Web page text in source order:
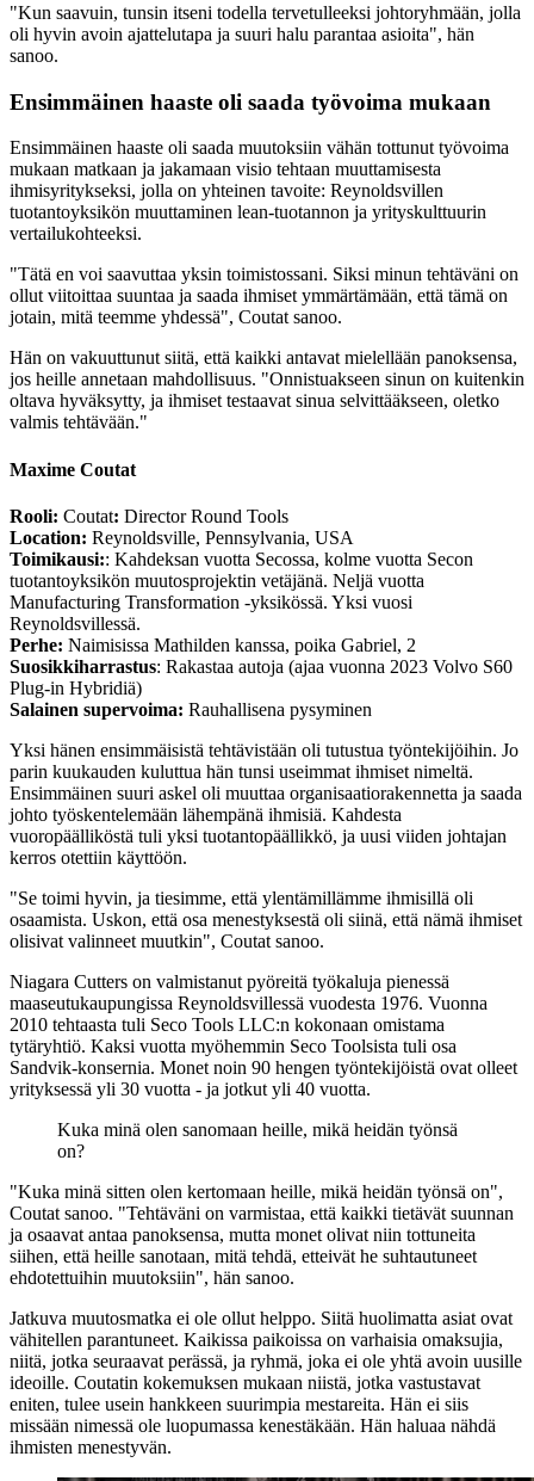
"Kun saavuin, tunsin itseni todella tervetulleeksi johtoryhmään, jolla
oli hyvin avoin ajattelutapa ja suuri halu parantaa asioita", hän
sanoo.
Ensimmäinen haaste oli saada työvoima mukaan
Ensimmäinen haaste oli saada muutoksiin vähän tottunut työvoima
mukaan matkaan ja jakamaan visio tehtaan muuttamisesta
ihmisyritykseksi, jolla on yhteinen tavoite: Reynoldsvillen
tuotantoyksikön muuttaminen lean-tuotannon ja yrityskulttuurin
vertailukohteeksi.
"Tätä en voi saavuttaa yksin toimistossani. Siksi minun tehtäväni on
ollut viitoittaa suuntaa ja saada ihmiset ymmärtämään, että tämä on
jotain, mitä teemme yhdessä", Coutat sanoo.
Hän on vakuuttunut siitä, että kaikki antavat mielellään panoksensa,
jos heille annetaan mahdollisuus. "Onnistuakseen sinun on kuitenkin
oltava hyväksytty, ja ihmiset testaavat sinua selvittääkseen, oletko
valmis tehtävään."
Maxime Coutat
Rooli: Coutat: Director Round Tools
Location: Reynoldsville, Pennsylvania, USA
Toimikausi:: Kahdeksan vuotta Secossa, kolme vuotta Secon
tuotantoyksikön muutosprojektin vetäjänä. Neljä vuotta
Manufacturing Transformation -yksikössä. Yksi vuosi
Reynoldsvillessä.
Perhe: Naimisissa Mathilden kanssa, poika Gabriel, 2
Suosikkiharrastus: Rakastaa autoja (ajaa vuonna 2023 Volvo S60
Plug-in Hybridiä)
Salainen supervoima: Rauhallisena pysyminen
Yksi hänen ensimmäisistä tehtävistään oli tutustua työntekijöihin. Jo
parin kuukauden kuluttua hän tunsi useimmat ihmiset nimeltä.
Ensimmäinen suuri askel oli muuttaa organisaatiorakennetta ja saada
johto työskentelemään lähempänä ihmisiä. Kahdesta
vuoropäälliköstä tuli yksi tuotantopäällikkö, ja uusi viiden johtajan
kerros otettiin käyttöön.
"Se toimi hyvin, ja tiesimme, että ylentämillämme ihmisillä oli
osaamista. Uskon, että osa menestyksestä oli siinä, että nämä ihmiset
olisivat valinneet muutkin", Coutat sanoo.
Niagara Cutters on valmistanut pyöreitä työkaluja pienessä
maaseutukaupungissa Reynoldsvillessä vuodesta 1976. Vuonna
2010 tehtaasta tuli Seco Tools LLC:n kokonaan omistama
tytäryhtiö. Kaksi vuotta myöhemmin Seco Toolsista tuli osa
Sandvik-konsernia. Monet noin 90 hengen työntekijöistä ovat olleet
yrityksessä yli 30 vuotta - ja jotkut yli 40 vuotta.
Kuka minä olen sanomaan heille, mikä heidän työnsä
on?
"Kuka minä sitten olen kertomaan heille, mikä heidän työnsä on",
Coutat sanoo. "Tehtäväni on varmistaa, että kaikki tietävät suunnan
ja osaavat antaa panoksensa, mutta monet olivat niin tottuneita
siihen, että heille sanotaan, mitä tehdä, etteivät he suhtautuneet
ehdotettuihin muutoksiin", hän sanoo.
Jatkuva muutosmatka ei ole ollut helppo. Siitä huolimatta asiat ovat
vähitellen parantuneet. Kaikissa paikoissa on varhaisia omaksujia,
niitä, jotka seuraavat perässä, ja ryhmä, joka ei ole yhtä avoin uusille
ideoille. Coutatin kokemuksen mukaan niistä, jotka vastustavat
eniten, tulee usein hankkeen suurimpia mestareita. Hän ei siis
missään nimessä ole luopumassa kenestäkään. Hän haluaa nähdä
ihmisten menestyvän.